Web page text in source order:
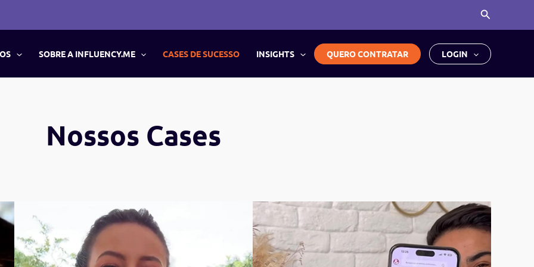
Pesquisar
SOBRE A INFLUENCY.ME CASES DE SUCESSO INSIGHTS QUERO CONTRATAR LOGIN
Nossos Cases